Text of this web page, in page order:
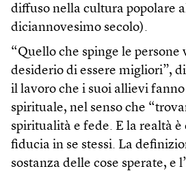
diffuso nella cultura popolare
diciannovesimo secolo).
“Quello che spinge le persone
desiderio di essere migliori”,
il lavoro che i suoi allievi
spirituale, nel senso che
spiritualità e fede. E la realtà è
fiducia in se stessi. La
sostanza delle cose sperate, e